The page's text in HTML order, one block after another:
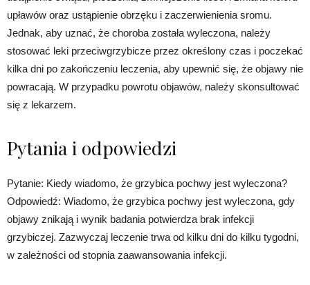
upławów oraz ustąpienie obrzęku i zaczerwienienia sromu.
Jednak, aby uznać, że choroba została wyleczona, należy
stosować leki przeciwgrzybicze przez określony czas i poczekać
kilka dni po zakończeniu leczenia, aby upewnić się, że objawy nie
powracają. W przypadku powrotu objawów, należy skonsultować
się z lekarzem.
Pytania i odpowiedzi
Pytanie: Kiedy wiadomo, że grzybica pochwy jest wyleczona?
Odpowiedź: Wiadomo, że grzybica pochwy jest wyleczona, gdy
objawy znikają i wynik badania potwierdza brak infekcji
grzybiczej. Zazwyczaj leczenie trwa od kilku dni do kilku tygodni,
w zależności od stopnia zaawansowania infekcji.